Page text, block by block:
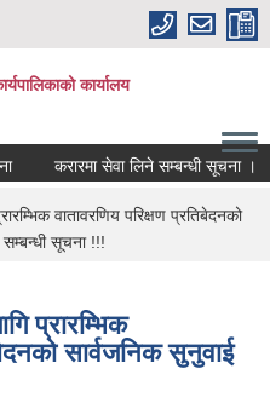
कार्यालय
करारमा सेवा लिने सम्बन्धी सूचना ।
वातावरणिय परिक्षण प्रतिबेदनको
सूचना !!!
प्रारम्भिक
सार्वजनिक सुनुवाई